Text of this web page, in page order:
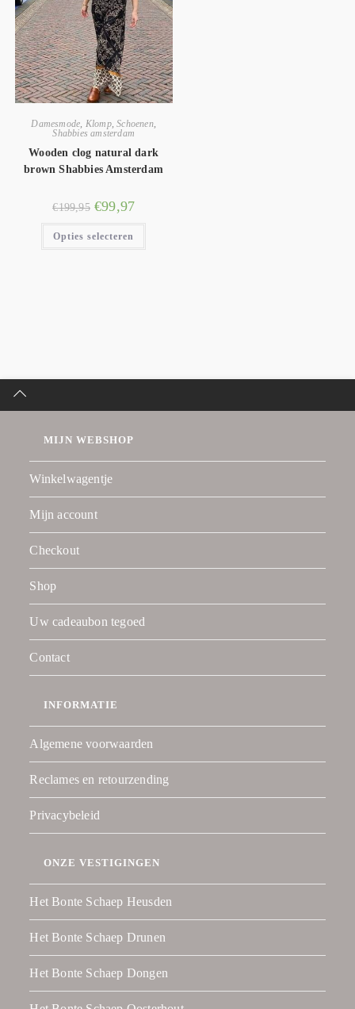
Damesmode, Klomp,Schoenen,
Shabbies amsterdam
Wooden clog natural dark
brown Shabbies Amsterdam
€199,95 €99,97
Opties selecteren
MIJN WEBSHOP
Winkelwagentje
Mijn account
Checkout
Shop
Uw cadeaubon tegoed
Contact
INFORMATIE
Algemene voorwaarden
Reclames en retourzending
Privacybeleid
ONZE VESTIGINGEN
Het Bonte Schaep Heusden
Het Bonte Schaep Drunen
Het Bonte Schaep Dongen